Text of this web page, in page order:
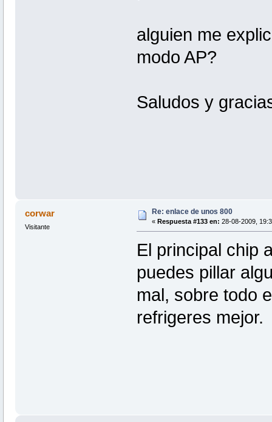
alguien me
modo AP?
Saludos y
corwar
Visitante
Re: enlace de unos 800
« Respuesta #133 en: 28-08-2009,
El principal chip
puedes pillar
mal, sobre todo
refrigeres mejor.